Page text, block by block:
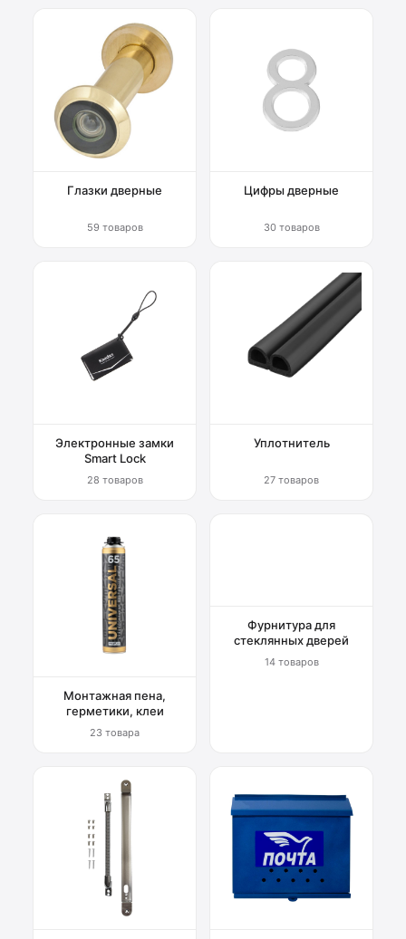
Глазки дверные
59 товаров
Цифры дверные
30 товаров
Электронные замки
Smart Lock
28 товаров
Уплотнитель
27 товаров
Монтажная пена,
герметики, клеи
23 товара
Фурнитура для
стеклянных дверей
14 товаров